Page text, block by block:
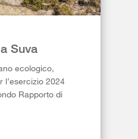
Suva
ecologico,
l’esercizio 2024
Rapporto di